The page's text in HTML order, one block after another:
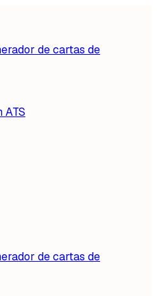
de cartas de
ATS
de cartas de